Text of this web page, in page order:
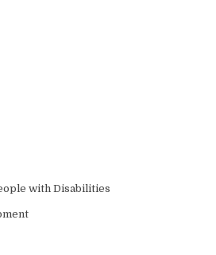
with Disabilities